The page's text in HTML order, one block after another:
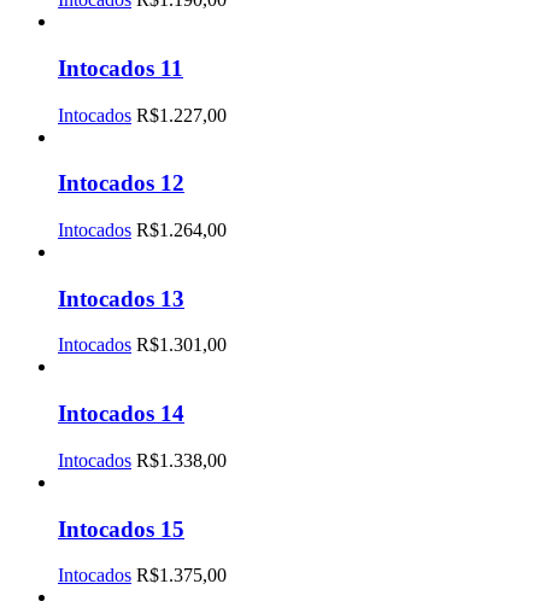
Intocados 11
Intocados R$1.227,00
Intocados 12
Intocados R$1.264,00
Intocados 13
Intocados R$1.301,00
Intocados 14
Intocados R$1.338,00
Intocados 15
Intocados R$1.375,00